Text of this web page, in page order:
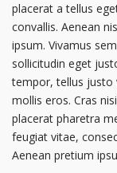
placerat a tellus
convallis. Aenean
ipsum. Vivamus
sollicitudin eget
tempor, tellus justo
mollis eros. Cras
placerat pharetra
feugiat vitae,
Aenean pretium